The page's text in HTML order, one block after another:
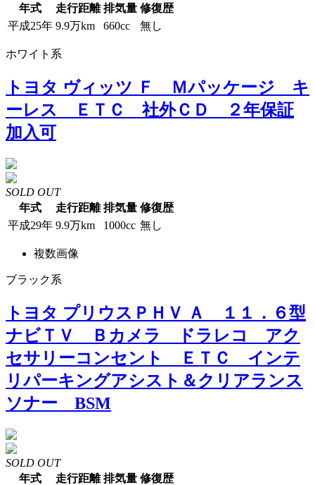
年式
走行距離 排気量 修復歴
平成25年 9.9万km 660cc 無し
ホワイト系
トヨタ ヴィッツ Ｆ Ｍパッケージ キ
ーレス ＥＴＣ 社外ＣＤ ２年保証
加入可
SOLD OUT
年式
走行距離 排気量 修復歴
平成29年 9.9万km 1000cc 無し
複数画像
ブラック系
トヨタ プリウスＰＨＶ Ａ １１．６型
ナビＴＶ Ｂカメラ ドラレコ アク
セサリーコンセント ＥＴＣ インテ
リパーキングアシスト＆クリアランス
ソナー BSM
SOLD OUT
年式
走行距離 排気量 修復歴